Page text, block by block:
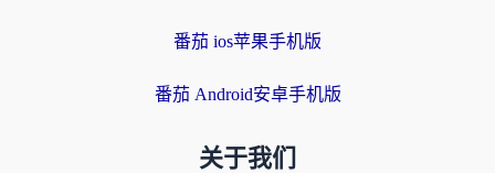
番茄 ios苹果手机版
番茄 Android安卓手机版
关于我们